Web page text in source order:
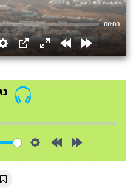
00:00
Settings
PIP
EnterRewindForward